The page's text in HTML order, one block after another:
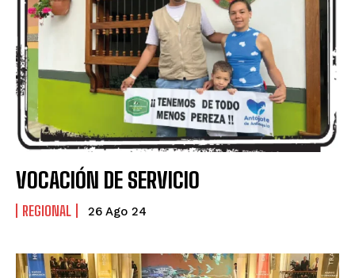
VOCACIÓN DE SERVICIO
REGIONAL 26 Ago 24